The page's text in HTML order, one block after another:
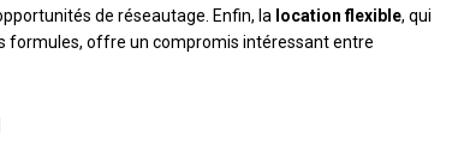
de réseautage. Enfin, la location flexible, qui
formules, offre un compromis intéressant entre